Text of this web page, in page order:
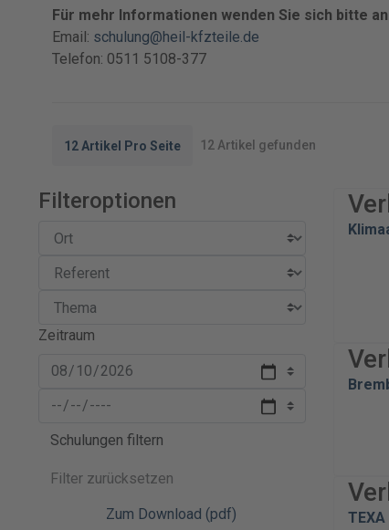
Für mehr Informationen wenden Sie sich bitte
Email: schulung@heil-kfzteile.de
Telefon: 0511 5108-377
12 Artikel Pro Seite 12 Artikel gefunden
Filteroptionen
Zeitraum
Schulungen filtern
Filter zurücksetzen
Zum Download (pdf)